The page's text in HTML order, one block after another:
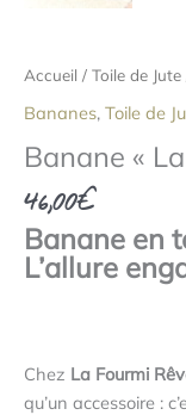
Accueil / Toile de Jute
Bananes, Toile de
Banane «
46,00€
Banane en
L’allure
Chez La Fourmi
qu’un accessoire :